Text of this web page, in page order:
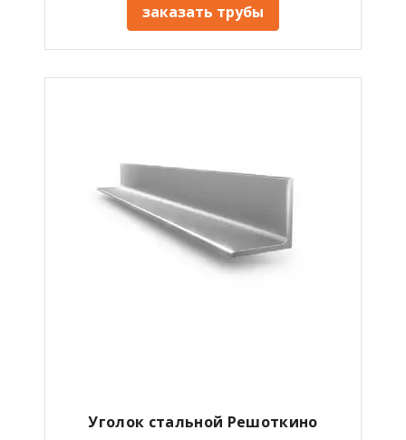
заказать трубы
Уголок стальной Решоткино